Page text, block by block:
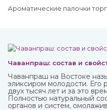
Ароматические палочки
Чаванпраш: состав и
Чаванпраш на Востоке
эликсиром молодости. Его
двух тысяч лет и за это
Полностью натуральный
органов и систем,